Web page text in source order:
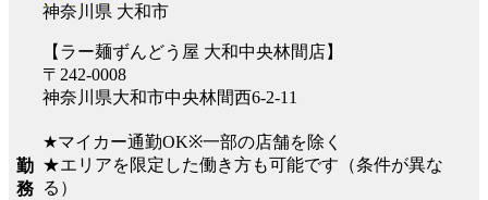
勤
務
神奈川県 大和市
【ラー麺ずんどう屋 大和中央林間店】
〒242-0008
神奈川県大和市中央林間西6-2-11
★マイカー通勤OK※一部の店舗を除く
★エリアを限定した働き方も可能です（条件が異な
る）